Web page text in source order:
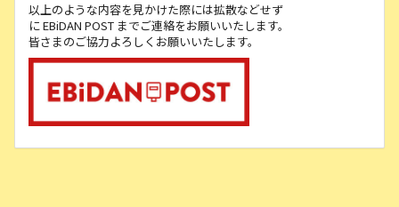
以上のような内容を見かけた際には拡散などせず
に EBiDAN POST までご連絡をお願いいたします。
皆さまのご協力よろしくお願いいたします。